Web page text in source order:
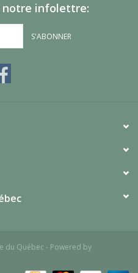
notre infolettre:
S'ABONNER
du Québec - Powered by